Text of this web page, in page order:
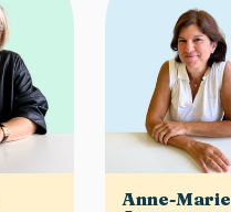
Anne-Marie